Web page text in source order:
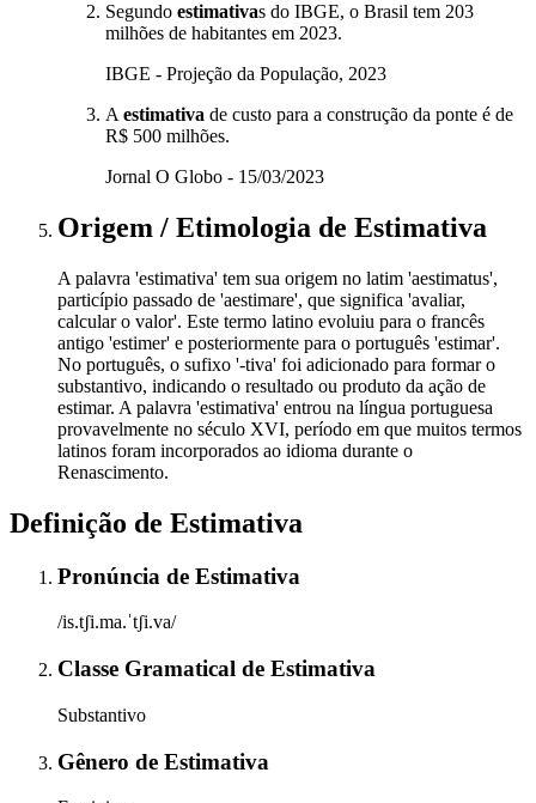
Segundo estimativas do IBGE, o Brasil tem 203
milhões de habitantes em 2023.
IBGE - Projeção da População, 2023
A estimativa de custo para a construção da ponte é de
R$ 500 milhões.
Jornal O Globo - 15/03/2023
Origem / Etimologia de Estimativa
A palavra 'estimativa' tem sua origem no latim 'aestimatus',
particípio passado de 'aestimare', que significa 'avaliar,
calcular o valor'. Este termo latino evoluiu para o francês
antigo 'estimer' e posteriormente para o português 'estimar'.
No português, o sufixo '-tiva' foi adicionado para formar o
substantivo, indicando o resultado ou produto da ação de
estimar. A palavra 'estimativa' entrou na língua portuguesa
provavelmente no século XVI, período em que muitos termos
latinos foram incorporados ao idioma durante o
Renascimento.
Definição de Estimativa
Pronúncia de Estimativa
/is.tʃi.ma.ˈtʃi.va/
Classe Gramatical de Estimativa
Substantivo
Gênero de Estimativa